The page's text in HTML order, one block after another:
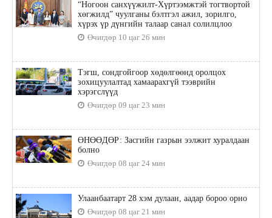
“Ногоон санхүүжилт-Хүртээмжтэй тогтвортой
хөгжилд” чуулганы бэлтгэл ажил, зорилго,
хүрэх үр дүнгийн талаар санал солилцлоо
Өчигдөр 10 цаг 26 мин
Тэгш, сондгойгоор хөдөлгөөнд оролцох
зохицуулалтад хамаарахгүй тээврийн
хэрэгслүүд
Өчигдөр 09 цаг 23 мин
ӨНӨӨДӨР: Засгийн газрын ээлжит хуралдаан
болно
Өчигдөр 08 цаг 24 мин
Улаанбаатарт 28 хэм дулаан, аадар бороо орно
Өчигдөр 08 цаг 21 мин